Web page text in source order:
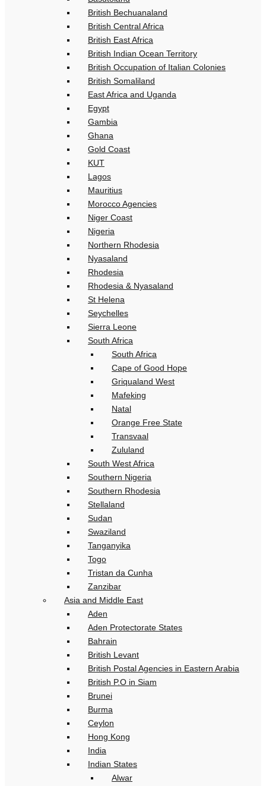
British Bechuanaland
British Central Africa
British East Africa
British Indian Ocean Territory
British Occupation of Italian Colonies
British Somaliland
East Africa and Uganda
Egypt
Gambia
Ghana
Gold Coast
KUT
Lagos
Mauritius
Morocco Agencies
Niger Coast
Nigeria
Northern Rhodesia
Nyasaland
Rhodesia
Rhodesia & Nyasaland
St Helena
Seychelles
Sierra Leone
South Africa
South Africa
Cape of Good Hope
Griqualand West
Mafeking
Natal
Orange Free State
Transvaal
Zululand
South West Africa
Southern Nigeria
Southern Rhodesia
Stellaland
Sudan
Swaziland
Tanganyika
Togo
Tristan da Cunha
Zanzibar
Asia and Middle East
Aden
Aden Protectorate States
Bahrain
British Levant
British Postal Agencies in Eastern Arabia
British P.O in Siam
Brunei
Burma
Ceylon
Hong Kong
India
Indian States
Alwar